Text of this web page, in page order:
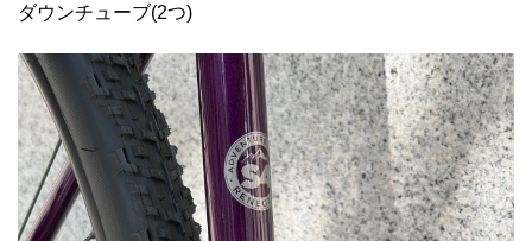
ダウンチューブ(2つ)